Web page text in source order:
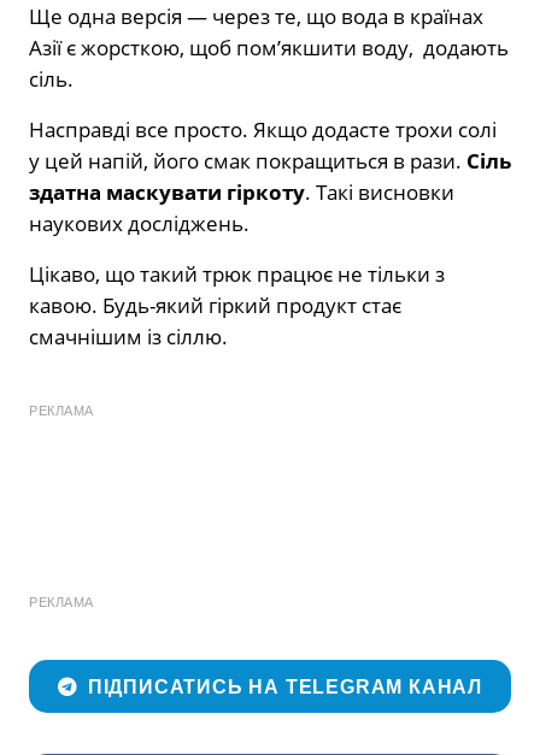
Ще одна версія — через те, що вода в країнах
Азії є жорсткою, щоб пом’якшити воду, додають
сіль.
Насправді все просто. Якщо додасте трохи солі
у цей напій, його смак покращиться в рази. Сіль
здатна маскувати гіркоту. Такі висновки
наукових досліджень.
Цікаво, що такий трюк працює не тільки з
кавою. Будь-який гіркий продукт стає
смачнішим із сіллю.
РЕКЛАМА
РЕКЛАМА
ПІДПИСАТИСЬ НА TELEGRAM КАНАЛ